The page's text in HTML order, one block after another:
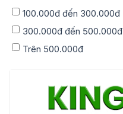
100.000đ đến 300.000đ
300.000đ đến 500.000đ
Trên 500.000đ